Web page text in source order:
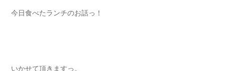
今日食べたランチのお話っ！
いかせて頂きますっ。